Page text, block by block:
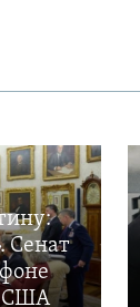
Сенат
США